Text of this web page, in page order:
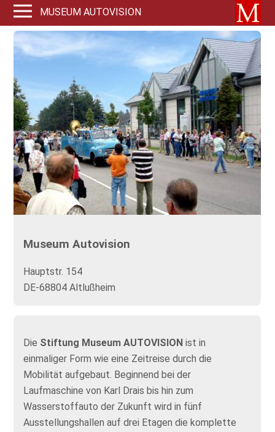
MUSEUM AUTOVISION
Museum Autovision
Hauptstr. 154
DE-68804 Altlußheim
Die Stiftung Museum AUTOVISION ist in
einmaliger Form wie eine Zeitreise durch die
Mobilität aufgebaut. Beginnend bei der
Laufmaschine von Karl Drais bis hin zum
Wasserstoffauto der Zukunft wird in fünf
Ausstellungshallen auf drei Etagen die komplette